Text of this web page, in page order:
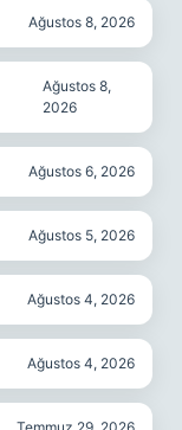
Ağustos 8, 2026
Ağustos 8,
2026
Ağustos 6, 2026
Ağustos 5, 2026
Ağustos 4, 2026
Ağustos 4, 2026